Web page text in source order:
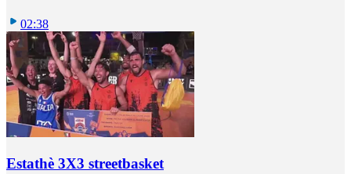
02:38
Estathè 3X3 streetbasket